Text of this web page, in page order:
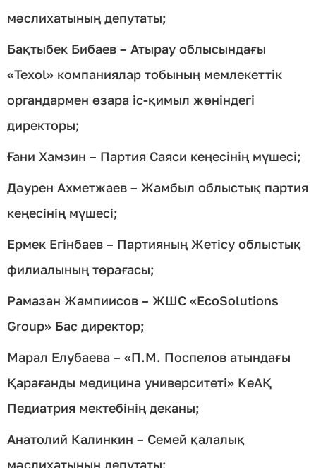
мәслихатының депутаты;
Бақтыбек Бибаев – Атырау облысындағы
«Texol» компаниялар тобының мемлекеттік
органдармен өзара іс-қимыл жөніндегі
директоры;
Ғани Хамзин – Партия Саяси кеңесінің мүшесі;
Дәурен Ахметжаев – Жамбыл облыстық партия
кеңесінің мүшесі;
Ермек Егінбаев – Партияның Жетісу облыстық
филиалының төрағасы;
Рамазан Жампиисов – ЖШС «EcoSolutions
Group» Бас директор;
Марал Елубаева – «П.М. Поспелов атындағы
Қарағанды медицина университеті» КеАҚ
Педиатрия мектебінің деканы;
Анатолий Калинкин – Семей қалалық
мәслихатының депутаты;